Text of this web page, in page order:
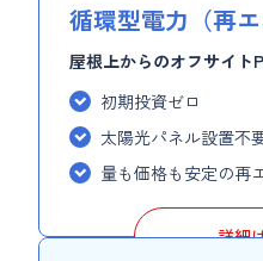
循環型電力（再エ
屋根上からのオフサイト
初期投資ゼロ
太陽光パネル設置不
量も価格も安定の再
詳細